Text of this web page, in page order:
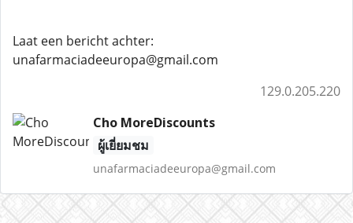
Laat een bericht achter:
unafarmaciadeeuropa@gmail.com
129.0.205.220
Cho MoreDiscounts
ผู้เยี่ยมชม
unafarmaciadeeuropa@gmail.com